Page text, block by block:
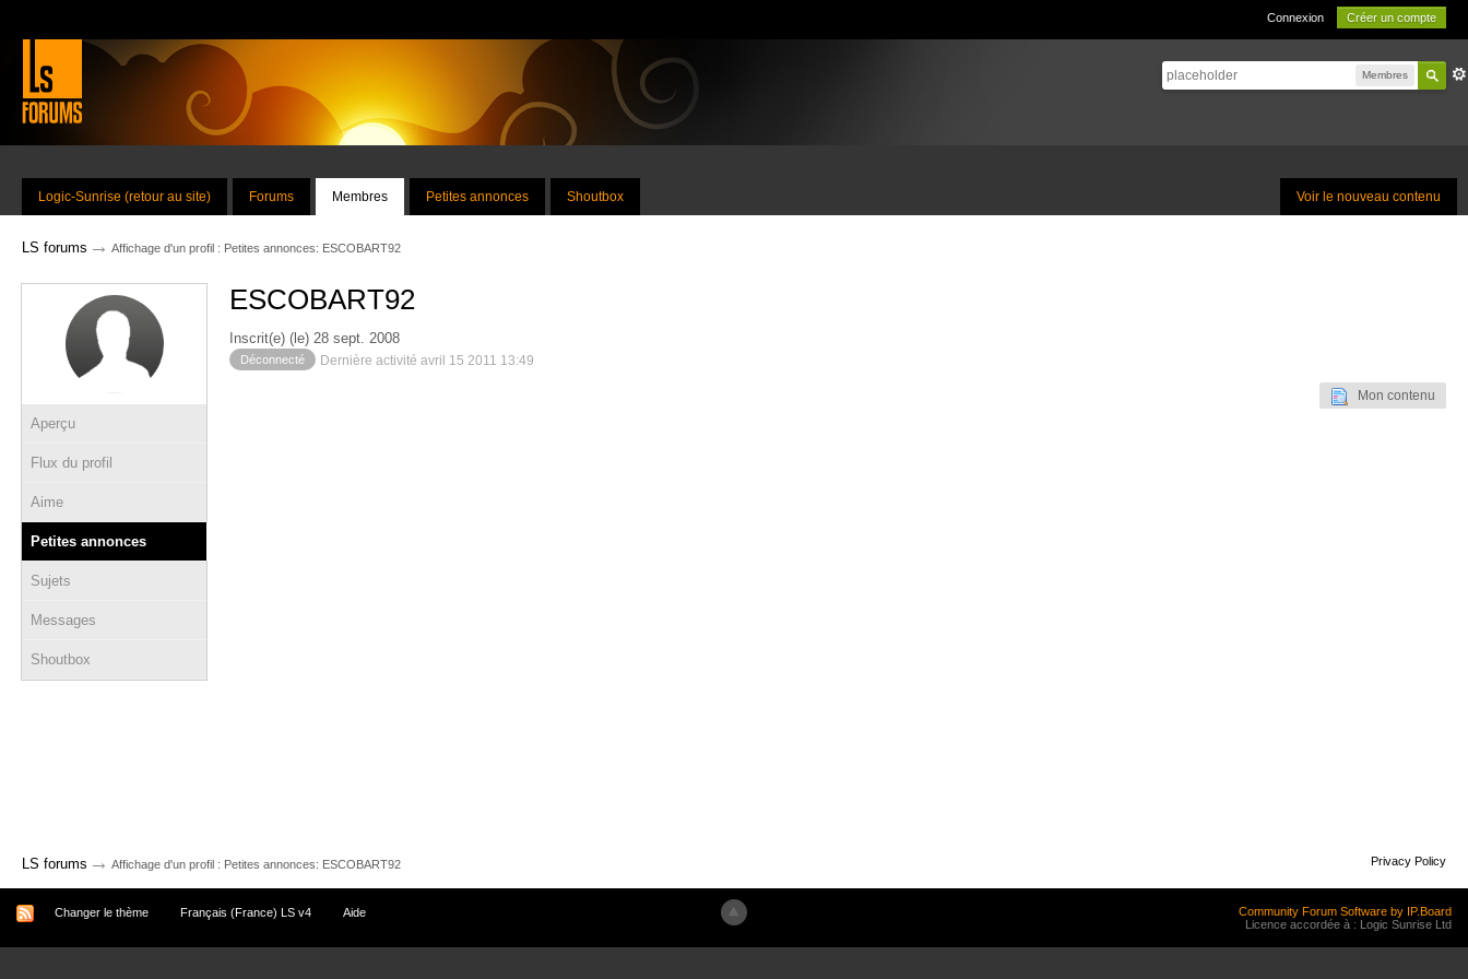
Connexion Créer un compte
Membres
Voir le nouveau contenu
Logic-Sunrise (retour au site) Forums Membres Petites annonces Shoutbox
LS forums → Affichage d'un profil : Petites annonces: ESCOBART92
Aperçu
Flux du profil
Aime
Petites annonces
Sujets
Messages
Shoutbox
ESCOBART92
Inscrit(e) (le) 28 sept. 2008
Déconnecté Dernière activité avril 15 2011 13:49
Mon contenu
LS forums → Affichage d'un profil : Petites annonces: ESCOBART92 Privacy Policy
Changer le thème Français (France) LS v4 Aide
Community Forum Software by IP.Board
Licence accordée à : Logic Sunrise Ltd